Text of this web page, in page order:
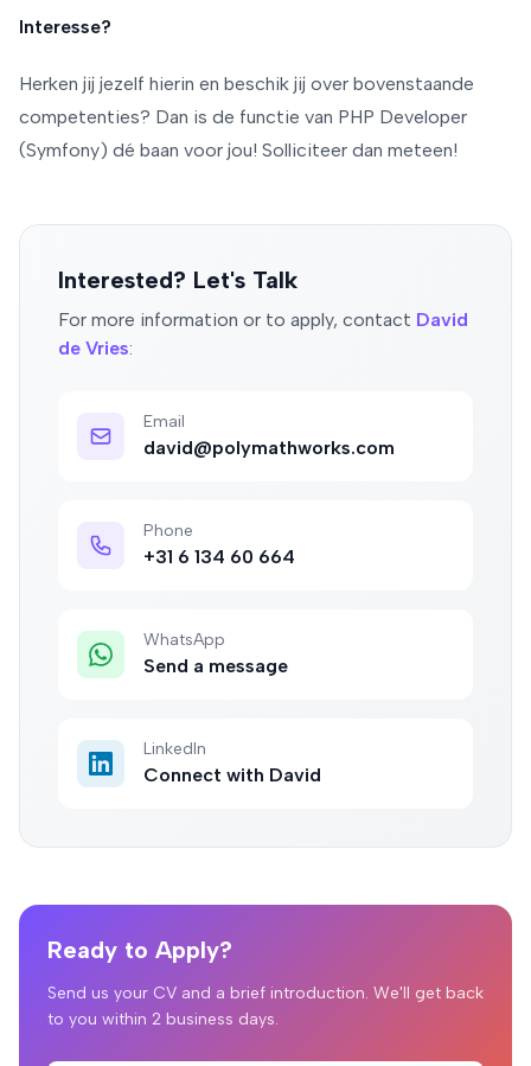
Interesse?
Herken jij jezelf hierin en beschik jij over bovenstaande
competenties? Dan is de functie van PHP Developer
(Symfony) dé baan voor jou! Solliciteer dan meteen!
Interested? Let's Talk
For more information or to apply, contact David
de Vries:
Email
david@polymathworks.com
Phone
+31 6 134 60 664
WhatsApp
Send a message
LinkedIn
Connect with David
Ready to Apply?
Send us your CV and a brief introduction. We'll get back
to you within 2 business days.